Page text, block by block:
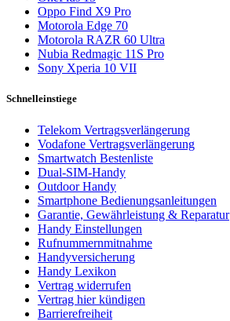
Oppo Find X9 Pro
Motorola Edge 70
Motorola RAZR 60 Ultra
Nubia Redmagic 11S Pro
Sony Xperia 10 VII
Schnelleinstiege
Telekom Vertragsverlängerung
Vodafone Vertragsverlängerung
Smartwatch Bestenliste
Dual-SIM-Handy
Outdoor Handy
Smartphone Bedienungsanleitungen
Garantie, Gewährleistung & Reparatur
Handy Einstellungen
Rufnummernmitnahme
Handyversicherung
Handy Lexikon
Vertrag widerrufen
Vertrag hier kündigen
Barrierefreiheit